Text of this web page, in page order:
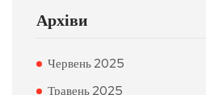
Архіви
Червень 2025
Травень 2025